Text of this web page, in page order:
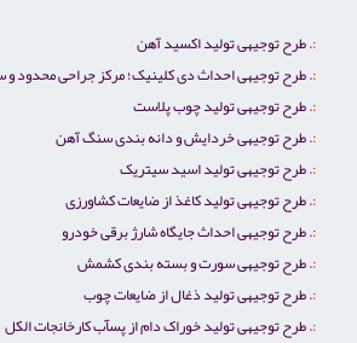
طرح توجیهی تولید اکسید آهن
طرح توجیهی احداث دی کلینیک؛ مرکز جراحی محدود و
طرح توجیهی تولید چوب پلاست
طرح توجیهی خردایش و دانه بندی سنگ آهن
طرح توجیهی تولید اسید سیتریک
طرح توجیهی تولید کاغذ از ضایعات کشاورزی
طرح توجیهی احداث جایگاه شارژ برقی خودرو
طرح توجیهی سورت و بسته بندی کشمش
طرح توجیهی تولید ذغال از ضایعات چوب
طرح توجیهی تولید خوراک دام از پسآب کارخانجات الکل